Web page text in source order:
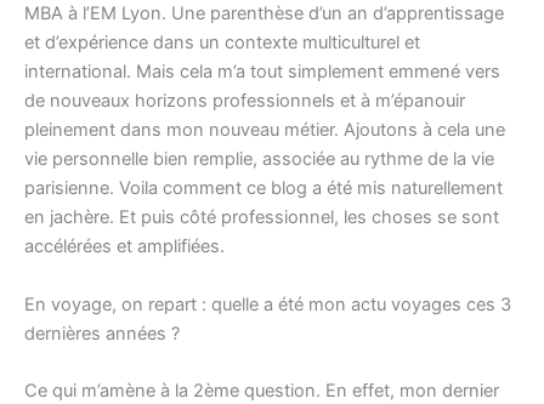
MBA à l’EM Lyon. Une parenthèse d’un an d’apprentissage
et d’expérience dans un contexte multiculturel et
international. Mais cela m’a tout simplement emmené vers
de nouveaux horizons professionnels et à m’épanouir
pleinement dans mon nouveau métier. Ajoutons à cela une
vie personnelle bien remplie, associée au rythme de la vie
parisienne. Voila comment ce blog a été mis naturellement
en jachère. Et puis côté professionnel, les choses se sont
accélérées et amplifiées.
En voyage, on repart : quelle a été mon actu voyages ces 3
dernières années ?
Ce qui m’amène à la 2ème question. En effet, mon dernier